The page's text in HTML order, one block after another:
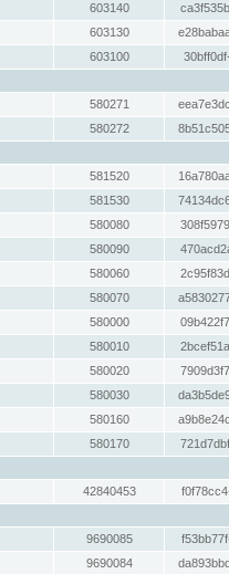
603140
603130
603100
580271
580272
581520
581530
580080
580090
580060
580070
580000
580010
580020
580030
580160
580170
42840453
9690085
9690084